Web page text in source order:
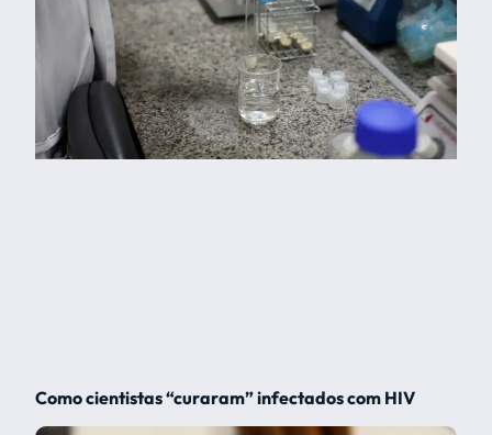
Como cientistas “curaram” infectados com HIV